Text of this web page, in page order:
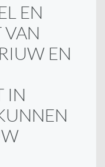
EN
VAN
EN
IN